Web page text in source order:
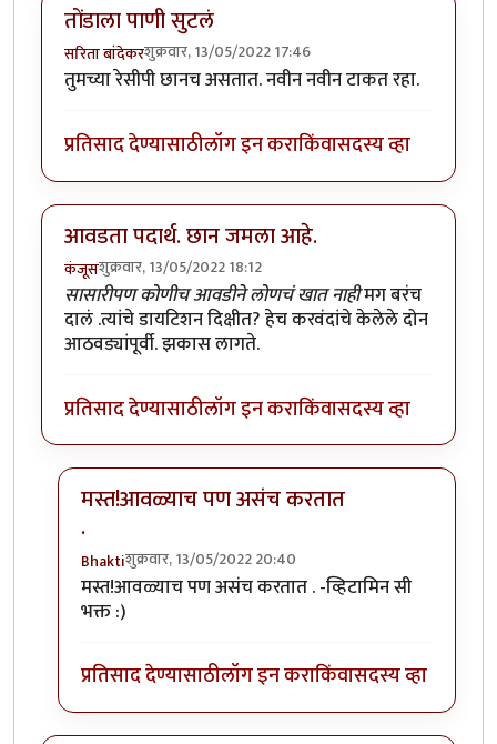
तोंडाला पाणी सुटलं
सरिता बांदेकरशुक्रवार, 13/05/2022 17:46
तुमच्या रेसीपी छानच असतात. नवीन नवीन टाकत रहा.
प्रतिसाद देण्यासाठीलॉग इन कराकिंवासदस्य व्हा
आवडता पदार्थ. छान जमला आहे.
कंजूसशुक्रवार, 13/05/2022 18:12
सासारीपण कोणीच आवडीने लोणचं खात नाहीमग बरंच
दालं .त्यांचे डायटिशन दिक्षीत? हेच करवंदांचे केलेले दोन
आठवड्यांपूर्वी. झकास लागते.
प्रतिसाद देण्यासाठीलॉग इन कराकिंवासदस्य व्हा
मस्त!आवळ्याच पण असंच करतात
.
Bhaktiशुक्रवार, 13/05/2022 20:40
In reply toआवडता पदार्थ. छान जमला आहे.by
मस्त!आवळ्याच पण असंच करतात . -व्हिटामिन सी
भक्त :)
प्रतिसाद देण्यासाठीलॉग इन कराकिंवासदस्य व्हा